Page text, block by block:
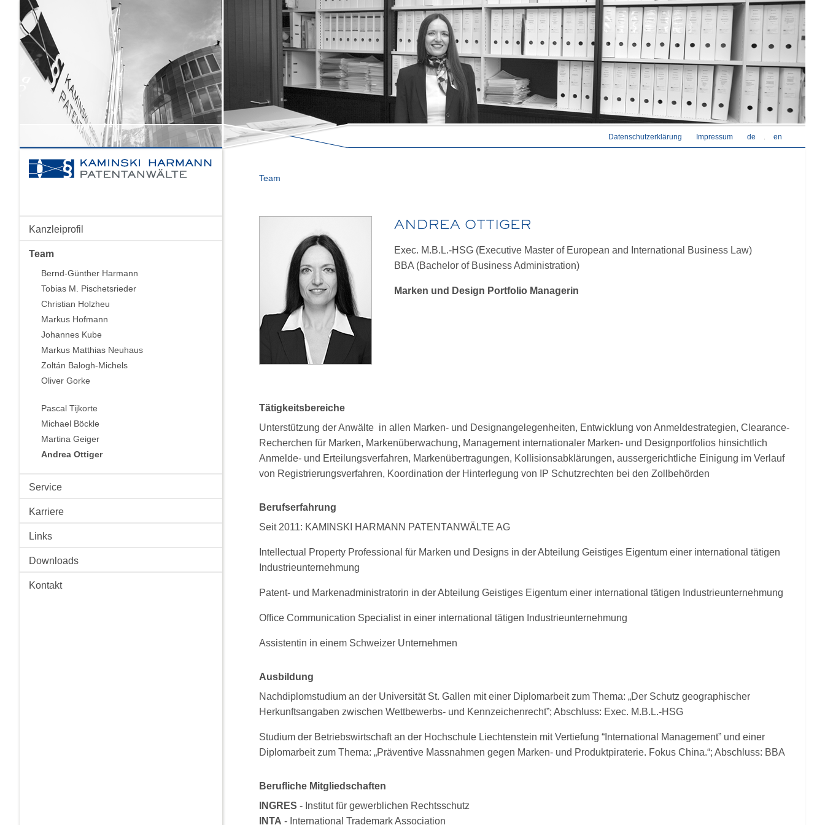
Datenschutzerklärung Impressum de en
Kanzleiprofil
Team
Bernd-Günther Harmann
Tobias M. Pischetsrieder
Christian Holzheu
Markus Hofmann
Johannes Kube
Markus Matthias Neuhaus
Zoltán Balogh-Michels
Oliver Gorke
Pascal Tijkorte
Michael Böckle
Martina Geiger
Andrea Ottiger
Service
Karriere
Links
Downloads
Kontakt
Team
ANDREA OTTIGER
Exec. M.B.L.-HSG (Executive Master of European and International Business Law)
BBA (Bachelor of Business Administration)
Marken und Design Portfolio Managerin
Tätigkeitsbereiche
Unterstützung der Anwälte in allen Marken- und Designangelegenheiten, Entwicklung von Anmeldestrategien, Clearance-
Recherchen für Marken, Markenüberwachung, Management internationaler Marken- und Designportfolios hinsichtlich
Anmelde- und Erteilungsverfahren, Markenübertragungen, Kollisionsabklärungen, aussergerichtliche Einigung im Verlauf
von Registrierungsverfahren, Koordination der Hinterlegung von IP Schutzrechten bei den Zollbehörden
Berufserfahrung
Seit 2011: KAMINSKI HARMANN PATENTANWÄLTE AG
Intellectual Property Professional für Marken und Designs in der Abteilung Geistiges Eigentum einer international tätigen
Industrieunternehmung
Patent- und Markenadministratorin in der Abteilung Geistiges Eigentum einer international tätigen Industrieunternehmung
Office Communication Specialist in einer international tätigen Industrieunternehmung
Assistentin in einem Schweizer Unternehmen
Ausbildung
Nachdiplomstudium an der Universität St. Gallen mit einer Diplomarbeit zum Thema: „Der Schutz geographischer
Herkunftsangaben zwischen Wettbewerbs- und Kennzeichenrecht”; Abschluss: Exec. M.B.L.-HSG
Studium der Betriebswirtschaft an der Hochschule Liechtenstein mit Vertiefung “International Management” und einer
Diplomarbeit zum Thema: „Präventive Massnahmen gegen Marken- und Produktpiraterie. Fokus China.“; Abschluss: BBA
Berufliche Mitgliedschaften
INGRES - Institut für gewerblichen Rechtsschutz
INTA - International Trademark Association